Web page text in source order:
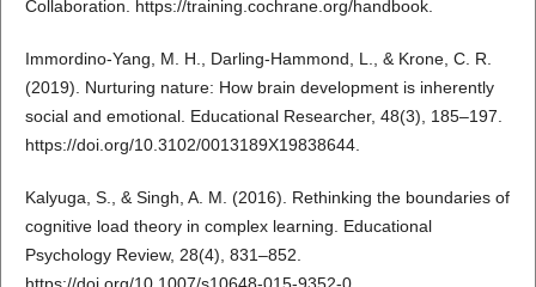
Collaboration. https://training.cochrane.org/handbook.
Immordino-Yang, M. H., Darling-Hammond, L., & Krone, C. R.
(2019). Nurturing nature: How brain development is inherently
social and emotional. Educational Researcher, 48(3), 185–197.
https://doi.org/10.3102/0013189X19838644.
Kalyuga, S., & Singh, A. M. (2016). Rethinking the boundaries of
cognitive load theory in complex learning. Educational
Psychology Review, 28(4), 831–852.